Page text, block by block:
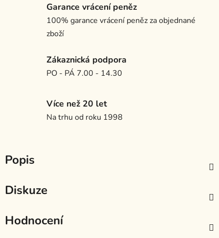
Garance vrácení peněz
100% garance vrácení peněz za objednané
zboží
Zákaznická podpora
PO - PÁ 7.00 - 14.30
Více než 20 let
Na trhu od roku 1998
Popis
Diskuze
Hodnocení